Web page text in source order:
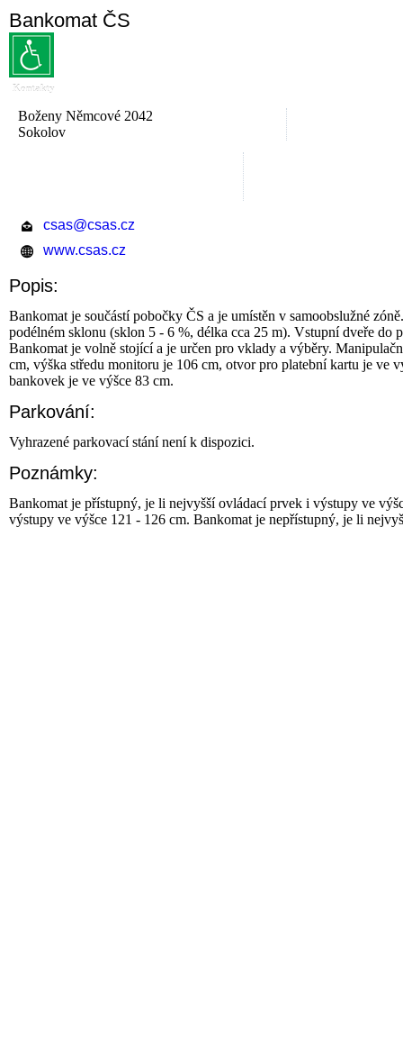
Bankomat ČS
Kontakty
Boženy Němcové 2042
Sokolov
csas@csas.cz
www.csas.cz
Popis:
Bankomat je součástí pobočky ČS a je umístěn v samoobslužné
podélném sklonu (sklon 5 - 6 %, délka cca 25 m). Vstupní dveře
Bankomat je volně stojící a je určen pro vklady a výběry.
cm, výška středu monitoru je 106 cm, otvor pro platební kartu je ve
bankovek je ve výšce 83 cm.
Parkování:
Vyhrazené parkovací stání není k dispozici.
Poznámky:
Bankomat je přístupný, je li nejvyšší ovládací prvek i výstupy ve
výstupy ve výšce 121 - 126 cm. Bankomat je nepřístupný, je li